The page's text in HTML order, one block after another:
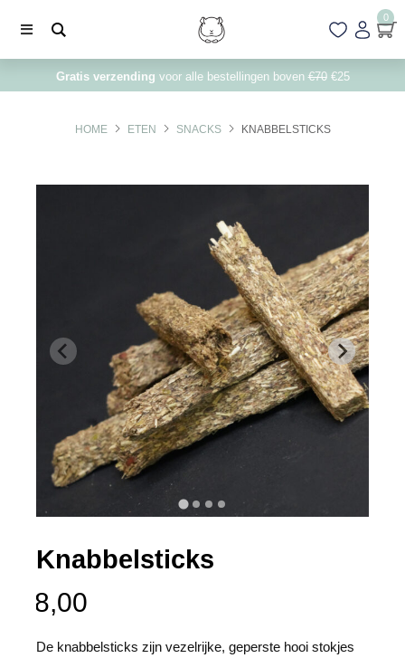
0
Gratis verzending voor alle bestellingen boven€70€25
HOME ETEN SNACKS KNABBELSTICKS
Knabbelsticks
8,00
De knabbelsticks zijn vezelrijke, geperste hooi stokjes